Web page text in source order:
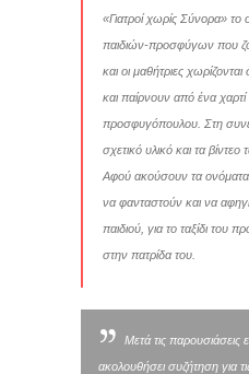
«Γιατροί χωρίς Σύνορα» το
παιδιών-προσφύγων που
και οι μαθήτριες
και παίρνουν από ένα
προσφυγόπουλου. Στη
σχετικό υλικό και τα
Αφού ακούσουν τα
να φανταστούν και να
παιδιού, για το ταξίδι του
στην πατρίδα του.
Μετά τις παρουσιάσεις
ακολουθήσει συζήτηση για